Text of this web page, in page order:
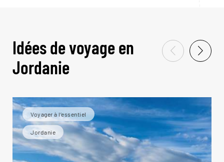
Idées de voyage en
Jordanie
Voyager à l’essentiel
Jordanie